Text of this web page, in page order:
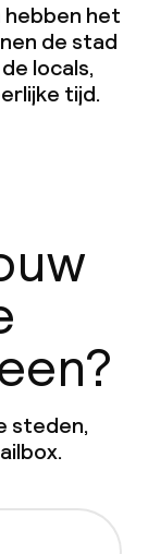
hebben het
de stad
locals,
tijd.
steden,